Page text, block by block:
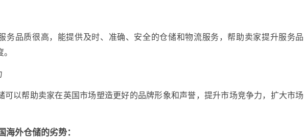
务品质很高，能提供及时、准确、安全的仓储和物流服务，帮助卖家提升服务品
可以帮助卖家在英国市场塑造更好的品牌形象和声誉，提升市场竞争力，扩大市场
海外仓储的劣势：